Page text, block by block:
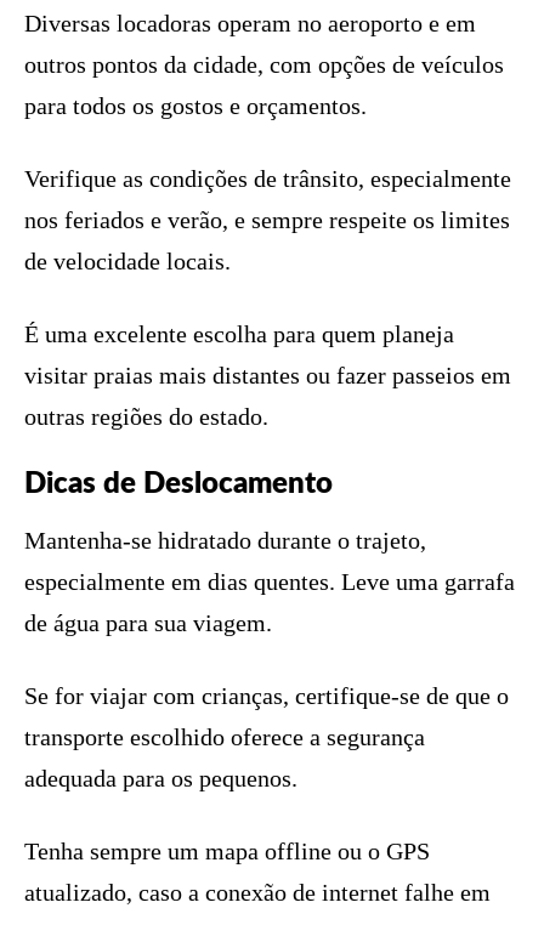
Diversas locadoras operam no aeroporto e em
outros pontos da cidade, com opções de veículos
para todos os gostos e orçamentos.
Verifique as condições de trânsito, especialmente
nos feriados e verão, e sempre respeite os limites
de velocidade locais.
É uma excelente escolha para quem planeja
visitar praias mais distantes ou fazer passeios em
outras regiões do estado.
Dicas de Deslocamento
Mantenha-se hidratado durante o trajeto,
especialmente em dias quentes. Leve uma garrafa
de água para sua viagem.
Se for viajar com crianças, certifique-se de que o
transporte escolhido oferece a segurança
adequada para os pequenos.
Tenha sempre um mapa offline ou o GPS
atualizado, caso a conexão de internet falhe em